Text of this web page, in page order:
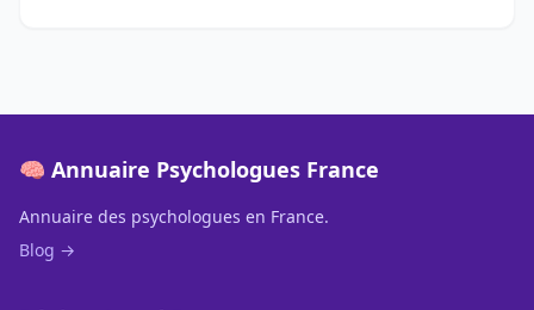
🧠 Annuaire Psychologues France
Annuaire des psychologues en France.
Blog →